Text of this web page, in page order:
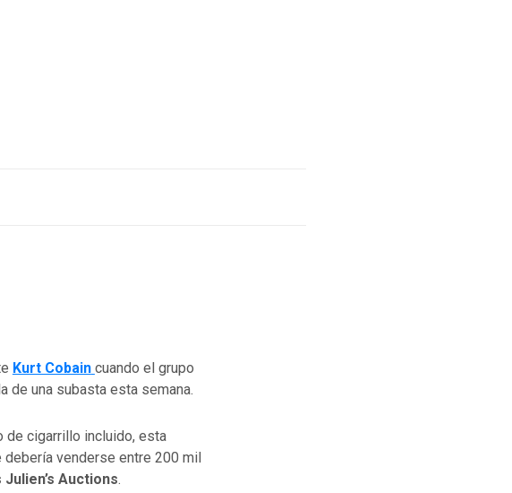
Kurt Cobain cuando el grupo
de una subasta esta semana.
de cigarrillo incluido, esta
venderse entre 200 mil
Auctions.